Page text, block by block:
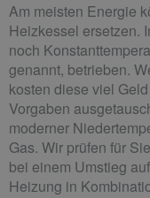
Am meisten Energie
Heizkessel ersetzen.
noch
genannt, betrieben.
kosten diese viel
Vorgaben
moderner
Gas. Wir prüfen für
bei einem Umstieg
Heizung in